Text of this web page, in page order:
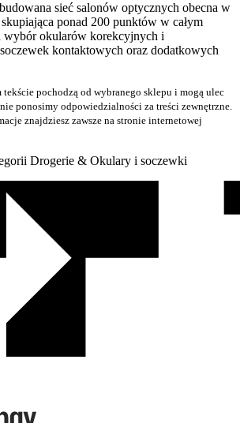
sieć salonów optycznych obecna w
ponad 200 punktów w całym
wybór okularów korekcyjnych i
kontaktowych oraz dodatkowych
tekście pochodzą od wybranego sklepu i mogą ulec
ponosimy odpowiedzialności za treści zewnętrzne.
znajdziesz zawsze na stronie internetowej
Drogerie & Okulary i soczewki